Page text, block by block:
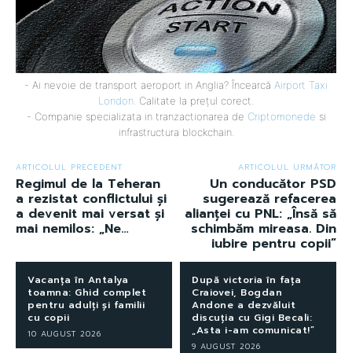
- Ai nevoie de transport aeroport in Anglia? Încearcă Airport Taxi
London . Calitate la prețul corect.
- Companie specializata in tranzactionarea de Criptomonede si
infrastructura blockchain.
ARTICOLUL PRECEDENT
Regimul de la Teheran
a rezistat conflictului și
a devenit mai versat și
mai nemilos: „Ne…
ARTICOLUL URMĂTOR
Un conducător PSD
sugerează refacerea
alianței cu PNL: „Însă să
schimbăm mireasa. Din
iubire pentru copii”
Vacanța în Antalya
toamna: Ghid complet
pentru adulți și familii
cu copii
10 AUGUST 2026
După victoria în fața
Craiovei, Bogdan
Andone a dezvăluit
discuția cu Gigi Becali:
„Asta i-am comunicat!”
9 AUGUST 2026